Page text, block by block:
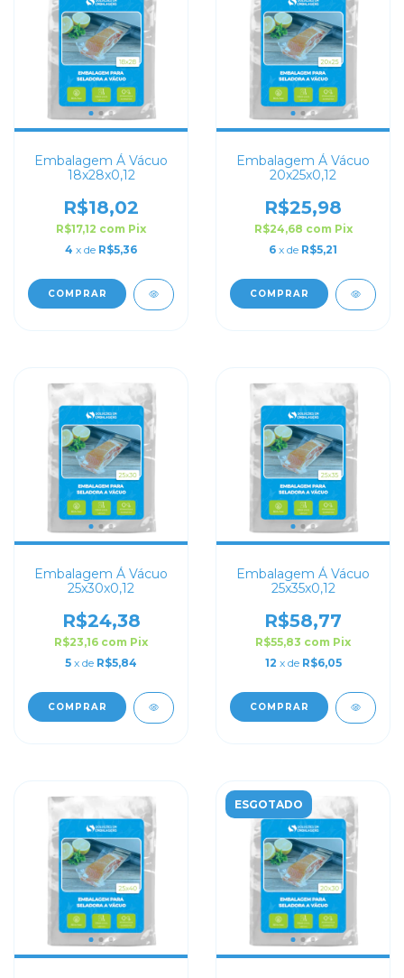
Embalagem Á Vácuo
18x28x0,12
R$18,02
R$17,12 com Pix
4 x de R$5,36
COMPRAR
Embalagem Á Vácuo
20x25x0,12
R$25,98
R$24,68 com Pix
6 x de R$5,21
COMPRAR
Embalagem Á Vácuo
25x30x0,12
R$24,38
R$23,16 com Pix
5 x de R$5,84
COMPRAR
Embalagem Á Vácuo
25x35x0,12
R$58,77
R$55,83 com Pix
12 x de R$6,05
COMPRAR
ESGOTADO